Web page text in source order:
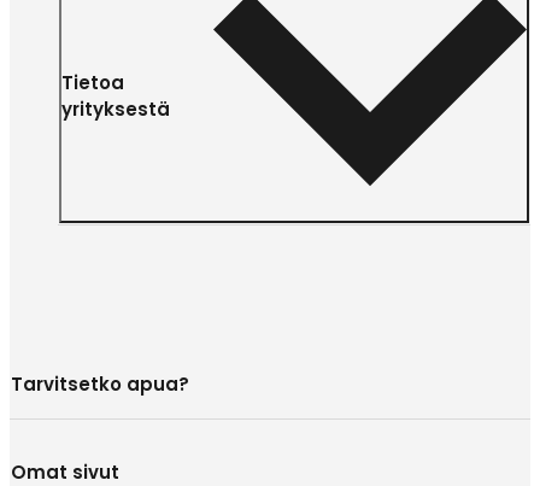
Tietoa
yrityksestä
Tarvitsetko apua?
Omat sivut